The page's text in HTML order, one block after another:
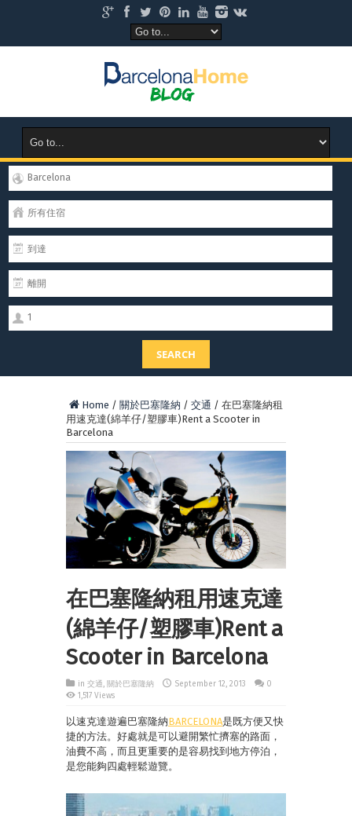
Barcelona
所有住宿
1
SEARCH
Home / 關於巴塞隆納 / 交通 / 在巴塞隆納租
用速克達(綿羊仔/塑膠車)Rent a Scooter in
Barcelona
在巴塞隆納租用速克達
(綿羊仔/塑膠車)Rent a
Scooter in Barcelona
in 交通, 關於巴塞隆納 September 12, 2013
0
1,517 Views
以速克達遊遍巴塞隆納BARCELONA是既方便又快
捷的方法。好處就是可以避開繁忙擠塞的路面，
油費不高，而且更重要的是容易找到地方停泊，
是您能夠四處輕鬆遊覽。